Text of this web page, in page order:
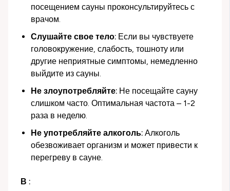
посещением сауны проконсультируйтесь с
врачом.
Слушайте свое тело: Если вы чувствуете
головокружение, слабость, тошноту или
другие неприятные симптомы, немедленно
выйдите из сауны.
Не злоупотребляйте: Не посещайте сауну
слишком часто. Оптимальная частота – 1-2
раза в неделю.
Не употребляйте алкоголь: Алкоголь
обезвоживает организм и может привести к
перегреву в сауне.
В :